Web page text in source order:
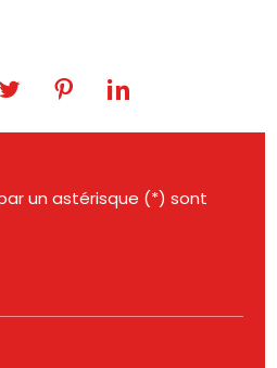
un astérisque (*) sont